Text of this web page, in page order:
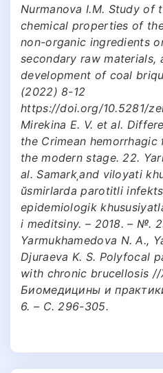
Nurmanova I.M. Study of
chemical properties of
non-organic ingredients
secondary raw materials,
development of coal
(2022) 8-12
https://doi.org/10.5281/
Mirekina E. V. et al.
the Crimean hemorrhagic
the modern stage. 22.
al. Samarkˌand viloyati
ŭsmirlarda parotitli
epidemiologik
i meditsiny. – 2018. – №.
Yarmukhamedova N. A.,
Djuraeva K. S. Рolyfocal
with chronic brucellosis
Биомедицины и
6. – С. 296-305.